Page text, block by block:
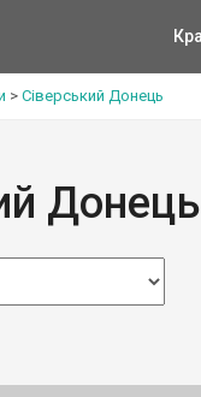
> Сіверський Донець
Донець